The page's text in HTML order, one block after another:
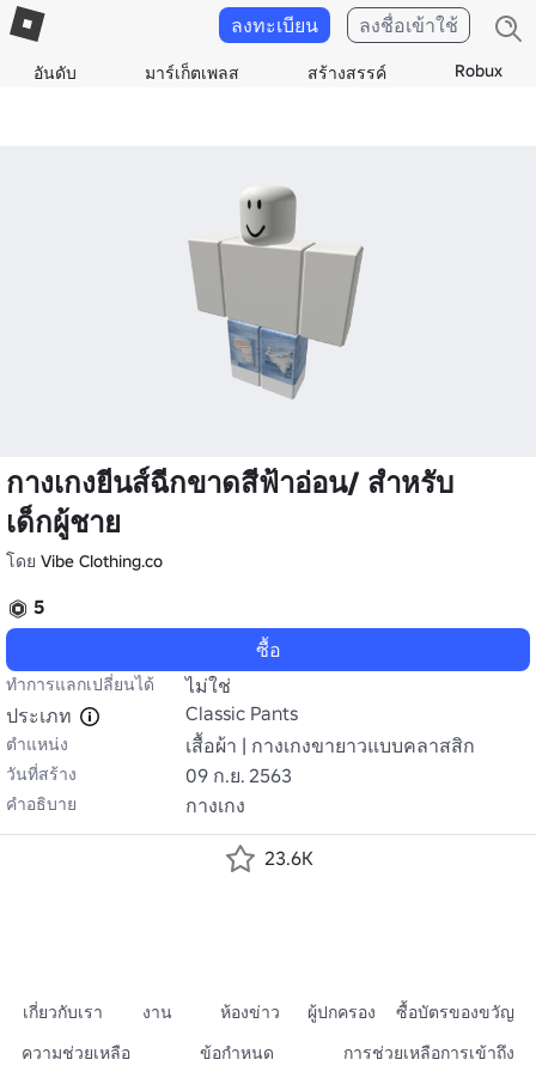
อันดับ มาร์เก็ตเพลส สร้างสรรค์ Robux
ลงทะเบียน ลงชื่อเข้าใช้
กางเกงยีนส์ฉีกขาดสีฟ้าอ่อน/ สําหรับ
เด็กผู้ชาย
โดย Vibe Clothing.co
5
ซื้อ
ทำการแลกเปลี่ยนได้
ไม่ใช่
ประเภท
Classic Pants
ตำแหน่ง เสื้อผ้า | กางเกงขายาวแบบคลาสสิก
วันที่สร้าง 09 ก.ย. 2563
คำอธิบาย กางเกง
23.6K
เกี่ยวกับเรา งาน ห้องข่าว ผู้ปกครอง
ซื้อบัตรของขวัญ
ความช่วยเหลือ
ข้อกำหนด การช่วยเหลือการเข้าถึง